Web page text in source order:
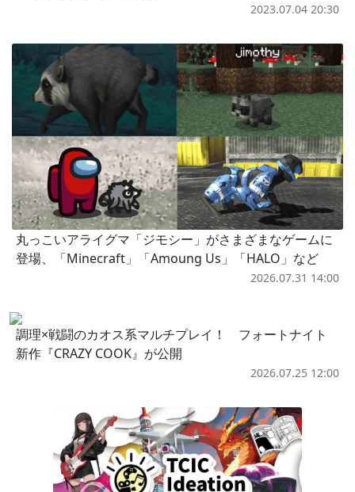
2023.07.04 20:30
丸っこいアライグマ「ジモシー」がさまざまなゲームに
登場、「Minecraft」「Amoung Us」「HALO」など
2026.07.31 14:00
調理×戦闘のカオス系マルチプレイ！ フォートナイト
新作『CRAZY COOK』が公開
2026.07.25 12:00